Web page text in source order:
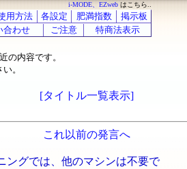
i-MODE、EZweb はこちら..
用方法 各設定 肥満指数
掲示板
合わせ ご注意 特商法表示
の内容です。
。
[タイトル一覧表示]
これ以前の発言へ
ングでは、他のマシンは不要で